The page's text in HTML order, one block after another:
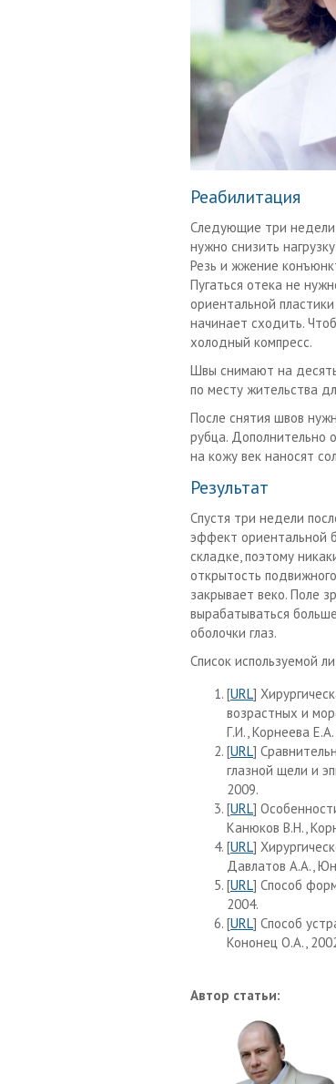
Реабилитация
Следующие три
нужно снизить
Резь и жжение
Пугаться отека не
ориентальной
начинает сходить.
холодный компресс.
Швы снимают на
по месту жительства
После снятия швов
рубца. Дополнительно
на кожу век наносят
Результат
Спустя три недели
эффект ориентальной
складке, поэтому
открытость
закрывает веко. Поле
вырабатываться
оболочки глаз.
Список используемой
[URL]
возрастных и
Г.И., Корнеева
[URL]
глазной щели и
2009.
[URL]
Канюков В.Н.,
[URL]
Давлатов А.А.,
[URL] Способ
2004.
[URL] Способ
Кононец О.А.,
Автор статьи: